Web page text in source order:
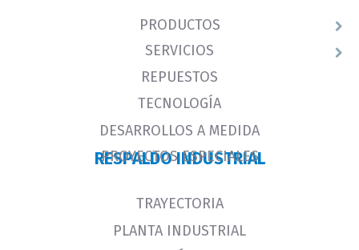
PRODUCTOS
SERVICIOS
REPUESTOS
TECNOLOGÍA
DESARROLLOS A MEDIDA
PROYECTOS ESPECIALES
RESPALDO INDUSTRIAL
TRAYECTORIA
PLANTA INDUSTRIAL